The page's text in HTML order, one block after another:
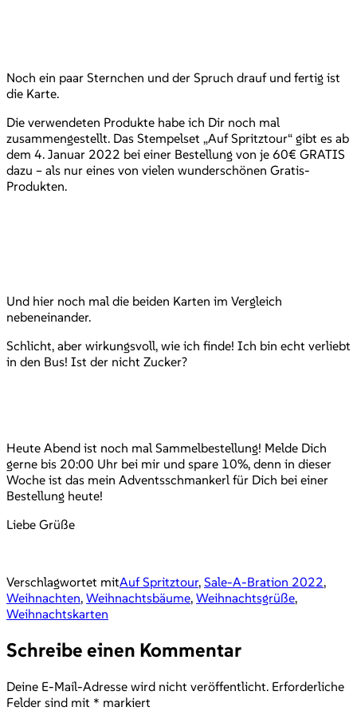
Noch ein paar Sternchen und der Spruch drauf und fertig ist
die Karte.
Die verwendeten Produkte habe ich Dir noch mal
zusammengestellt. Das Stempelset „Auf Spritztour“ gibt es ab
dem 4. Januar 2022 bei einer Bestellung von je 60€ GRATIS
dazu – als nur eines von vielen wunderschönen Gratis-
Produkten.
Und hier noch mal die beiden Karten im Vergleich
nebeneinander.
Schlicht, aber wirkungsvoll, wie ich finde! Ich bin echt verliebt
in den Bus! Ist der nicht Zucker?
Heute Abend ist noch mal Sammelbestellung! Melde Dich
gerne bis 20:00 Uhr bei mir und spare 10%, denn in dieser
Woche ist das mein Adventsschmankerl für Dich bei einer
Bestellung heute!
Liebe Grüße
Verschlagwortet mitAuf Spritztour, Sale-A-Bration 2022,
Weihnachten, Weihnachtsbäume, Weihnachtsgrüße,
Weihnachtskarten
Schreibe einen Kommentar
Deine E-Mail-Adresse wird nicht veröffentlicht. Erforderliche
Felder sind mit * markiert